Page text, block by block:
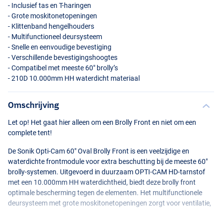
- Inclusief tas en T-haringen
- Grote moskitonetopeningen
- Klittenband hengelhouders
- Multifunctioneel deursysteem
- Snelle en eenvoudige bevestiging
- Verschillende bevestigingshoogtes
- Compatibel met meeste 60" brolly’s
- 210D 10.000mm HH waterdicht materiaal
Omschrijving
Let op! Het gaat hier alleen om een Brolly Front en niet om een
complete tent!
De Sonik Opti-Cam 60" Oval Brolly Front is een veelzijdige en
waterdichte frontmodule voor extra beschutting bij de meeste 60"
brolly-systemen. Uitgevoerd in duurzaamOPTI-CAM HD-tarnstof
met een 10.000mm HH waterdichtheid, biedt deze brolly front
optimale bescherming tegen de elementen. Het multifunctionele
deursysteem met grote moskitonetopeningen zorgt voor ventilatie,